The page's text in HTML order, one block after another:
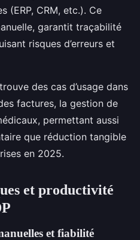
(ERP, CRM, etc.). Ce
garantit traçabilité
risques d’erreurs et
des cas d’usage dans
factures, la gestion de
permettant aussi
que réduction tangible
en 2025.
et productivité
et fiabilité